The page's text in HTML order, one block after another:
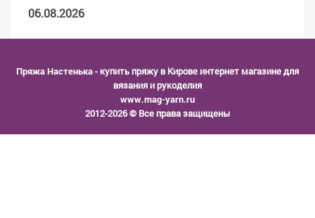
06.08.2026
Пряжа Настенька- купить пряжу в Кирове интернет магазине для
вязания и рукоделия
www.mag-yarn.ru
2012-2026 © Все права защищены